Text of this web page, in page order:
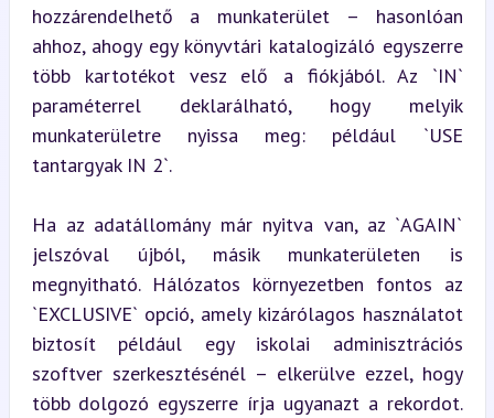
hozzárendelhető a munkaterület – hasonlóan
ahhoz, ahogy egy könyvtári katalogizáló egyszerre
több kartotékot vesz elő a fiókjából. Az `IN`
paraméterrel deklarálható, hogy melyik
munkaterületre nyissa meg: például `USE
tantargyak IN 2`.
Ha az adatállomány már nyitva van, az `AGAIN`
jelszóval újból, másik munkaterületen is
megnyitható. Hálózatos környezetben fontos az
`EXCLUSIVE` opció, amely kizárólagos használatot
biztosít például egy iskolai adminisztrációs
szoftver szerkesztésénél – elkerülve ezzel, hogy
több dolgozó egyszerre írja ugyanazt a rekordot.